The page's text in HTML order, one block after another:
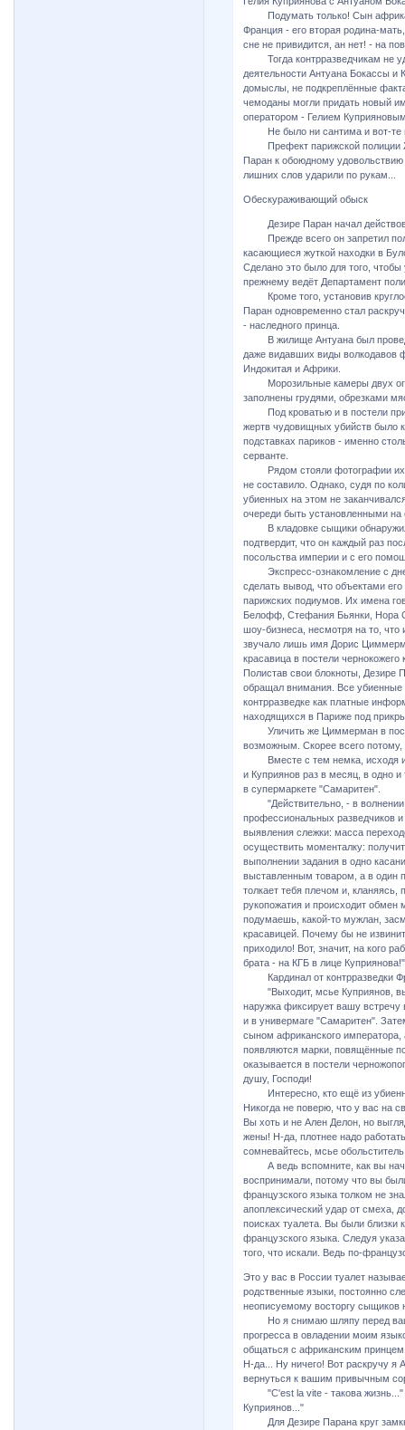
Подумать только! Сын
Франция - его вторая родина-
сне не привидится, ан нет! - на
Тогда контрразведчикам не
деятельности Антуана Бокассы и
домыслы, не подкреплённые
чемоданы могли придать новый
оператором - Гелием
Не было ни сантима и вот-те
Префект парижской полиции
Паран к обоюдному
лишних слов ударили по рукам...
Обескураживающий обыск
Дезире Паран начал
Прежде всего он запретил
касающиеся жуткой находки в
Сделано это было для того,
прежнему ведёт Департамент
Кроме того, установив
Паран одновременно стал
- наследного принца.
В жилище Антуана был
даже видавших виды волкодавов
Индокитая и Африки.
Морозильные камеры двух
заполнены грудями, обрезками
Под кроватью и в постели
жертв чудовищных убийств было
подставках париков - именно
серванте.
Рядом стояли фотографии их
не составило. Однако, судя по
убиенных на этом не
очереди быть установленными на
В кладовке сыщики обнаружили
подтвердит, что он каждый раз
посольства империи и с его
Экспресс-ознакомление с
сделать вывод, что объектами
парижских подиумов. Их имена
Белофф, Стефания Бьянки, Нора
шоу-бизнеса, несмотря на то,
звучало лишь имя Дорис
красавица в постели чернокожего
Полистав свои блокноты, Дезире
обращал внимания. Все убиенные
контрразведке как платные
находящихся в Париже под
Уличить же Циммерман в
возможным. Скорее всего потому,
Вместе с тем немка, исходя из
и Куприянов раз в месяц, в одно
в супермаркете "Самаритен".
"Действительно, - в волнении
профессиональных разведчиков
выявления слежки: масса
осуществить моменталку:
выполнении задания в одно
выставленным товаром, а в один
толкает тебя плечом и, кланяясь,
рукопожатия и происходит обмен
подумаешь, какой-то мужлан,
красавицей. Почему бы не
приходило! Вот, значит, на кого
брата - на КГБ в лице Куприянова!"
Кардинал от контрразведки
"Выходит, мсье Куприянов, вы,
наружка фиксирует вашу
и в универмаге "Самаритен".
сыном африканского
появляются марки, повящённые
оказывается в постели
душу, Господи!
Интересно, кто ещё из
Никогда не поверю, что у вас на
Вы хоть и не Ален Делон, но
жены! Н-да, плотнее надо
сомневайтесь, мсье
А ведь вспомните, как вы
воспринимали, потому что вы
французского языка толком не
апоплексический удар от смеха,
поисках туалета. Вы были близки
французского языка. Следуя
того, что искали. Ведь по-
Это у вас в России туалет
родственные языки, постоянно
неописуемому восторгу сыщиков
Но я снимаю шляпу перед
прогресса в овладении моим
общаться с африканским
Н-да... Ну ничего! Вот раскручу я
вернуться к вашим привычным
"C'est la vite - такова жизнь..." -
Куприянов..."
Для Дезире Парана круг